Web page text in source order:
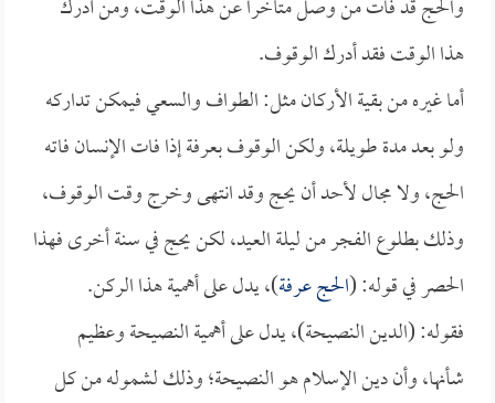
والحج قد فات من وصل متأخراً عن هذا الوقت، ومن أدرك
هذا الوقت فقد أدرك الوقوف.
أما غيره من بقية الأركان مثل: الطواف والسعي فيمكن تداركه
ولو بعد مدة طويلة، ولكن الوقوف بعرفة إذا فات الإنسان فاته
الحج، ولا مجال لأحد أن يحج وقد انتهى وخرج وقت الوقوف،
وذلك بطلوع الفجر من ليلة العيد، لكن يحج في سنة أخرى فهذا
الحصر في قوله: (الحج عرفة)، يدل على أهمية هذا الركن.
فقوله: (الدين النصيحة)، يدل على أهمية النصيحة وعظيم
شأنها، وأن دين الإسلام هو النصيحة؛ وذلك لشموله من كل